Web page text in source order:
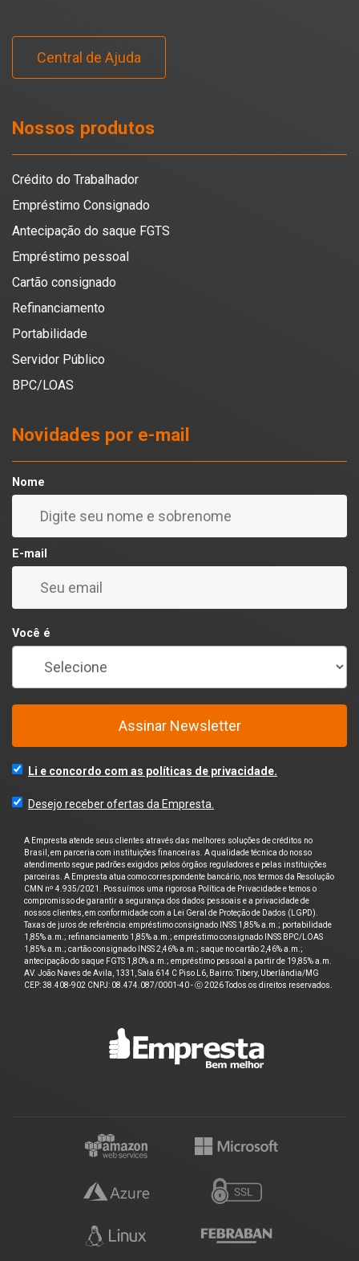
Central de Ajuda
Nossos produtos
Crédito do Trabalhador
Empréstimo Consignado
Antecipação do saque FGTS
Empréstimo pessoal
Cartão consignado
Refinanciamento
Portabilidade
Servidor Público
BPC/LOAS
Novidades por e-mail
Nome
E-mail
Você é
Assinar Newsletter
Li e concordo com as políticas de privacidade.
Desejo receber ofertas da Empresta.
A Empresta atende seus clientes através das melhores soluções de créditos no
Brasil, em parceria com instituições financeiras. A qualidade técnica do nosso
atendimento segue padrões exigidos pelos órgãos reguladores e pelas instituições
parceiras. A Empresta atua como correspondente bancário, nos termos da Resolução
CMN nº 4.935/2021. Possuímos uma rigorosa Política de Privacidade e temos o
compromisso de garantir a segurança dos dados pessoais e a privacidade de
nossos clientes, em conformidade com a Lei Geral de Proteção de Dados (LGPD).
Taxas de juros de referência: empréstimo consignado INSS 1,85% a.m.; portabilidade
1,85% a.m.; refinanciamento 1,85% a.m.; empréstimo consignado INSS BPC/LOAS
1,85% a.m.; cartão consignado INSS 2,46% a.m.; saque no cartão 2,46% a.m.;
antecipação do saque FGTS 1,80% a.m.; empréstimo pessoal a partir de 19,85% a.m.
AV. João Naves de Avila, 1331, Sala 614 C Piso L6, Bairro: Tibery, Uberlândia/MG
CEP: 38.408-902 CNPJ: 08.474.087/0001-40 - ⓒ 2026 Todos os direitos reservados.